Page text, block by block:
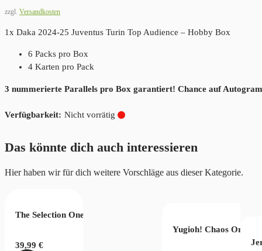
zzgl. Versandkosten
1x Daka 2024-25 Juventus Turin Top Audience – Hobby Box
6 Packs pro Box
4 Karten pro Pack
3 nummerierte Parallels pro Box garantiert! Chance auf
Nicht vorrätig
Das könnte dich auch interessieren
Hier haben wir für dich weitere Vorschläge aus dieser Kategorie.
The Selection One Piece Wanted Bag
39,99€
Yugioh! Chaos